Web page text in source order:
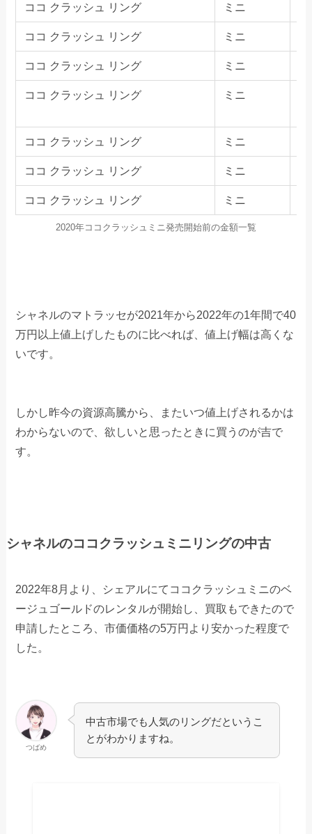
ココ クラッシュ リング ミニ
ココ クラッシュ リング ミニ
ココ クラッシュ リング ミニ
ココ クラッシュ リング ミニ
ココ クラッシュ リング ミニ
ココ クラッシュ リング ミニ
ココ クラッシュ リング ミニ
2020年ココクラッシュミニ発売開始前の金額一覧
シャネルのマトラッセが2021年から2022年の1年間で40
万円以上値上げしたものに比べれば、値上げ幅は高くな
いです。
しかし昨今の資源高騰から、またいつ値上げされるかは
わからないので、欲しいと思ったときに買うのが吉で
す。
シャネルのココクラッシュミニリングの中古
2022年8月より、シェアルにてココクラッシュミニのベ
ージュゴールドのレンタルが開始し、買取もできたので
申請したところ、市価価格の5万円より安かった程度で
した。
つばめ
中古市場でも人気のリングだというこ
とがわかりますね。